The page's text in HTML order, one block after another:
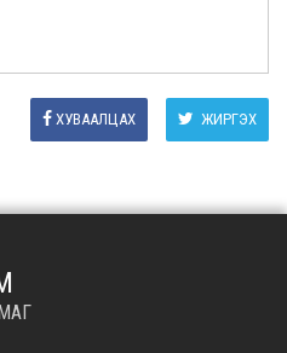
ЖИРГЭХ
ХУВААЛЦАХ